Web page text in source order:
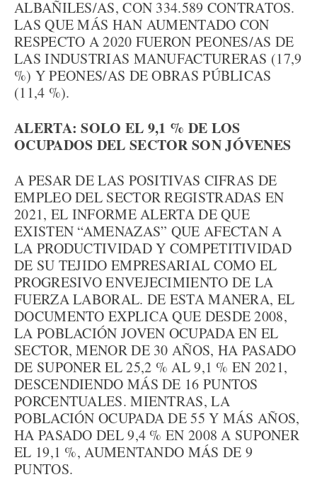
ALBAÑILES/AS, CON 334.589 CONTRATOS.
LAS QUE MÁS HAN AUMENTADO CON
RESPECTO A 2020 FUERON PEONES/AS DE
LAS INDUSTRIAS MANUFACTURERAS (17,9
%) Y PEONES/AS DE OBRAS PÚBLICAS
(11,4 %).
ALERTA: SOLO EL 9,1 % DE LOS
OCUPADOS DEL SECTOR SON JÓVENES
A PESAR DE LAS POSITIVAS CIFRAS DE
EMPLEO DEL SECTOR REGISTRADAS EN
2021, EL INFORME ALERTA DE QUE
EXISTEN “AMENAZAS” QUE AFECTAN A
LA PRODUCTIVIDAD Y COMPETITIVIDAD
DE SU TEJIDO EMPRESARIAL COMO EL
PROGRESIVO ENVEJECIMIENTO DE LA
FUERZA LABORAL. DE ESTA MANERA, EL
DOCUMENTO EXPLICA QUE DESDE 2008,
LA POBLACIÓN JOVEN OCUPADA EN EL
SECTOR, MENOR DE 30 AÑOS, HA PASADO
DE SUPONER EL 25,2 % AL 9,1 % EN 2021,
DESCENDIENDO MÁS DE 16 PUNTOS
PORCENTUALES. MIENTRAS, LA
POBLACIÓN OCUPADA DE 55 Y MÁS AÑOS,
HA PASADO DEL 9,4 % EN 2008 A SUPONER
EL 19,1 %, AUMENTANDO MÁS DE 9
PUNTOS.